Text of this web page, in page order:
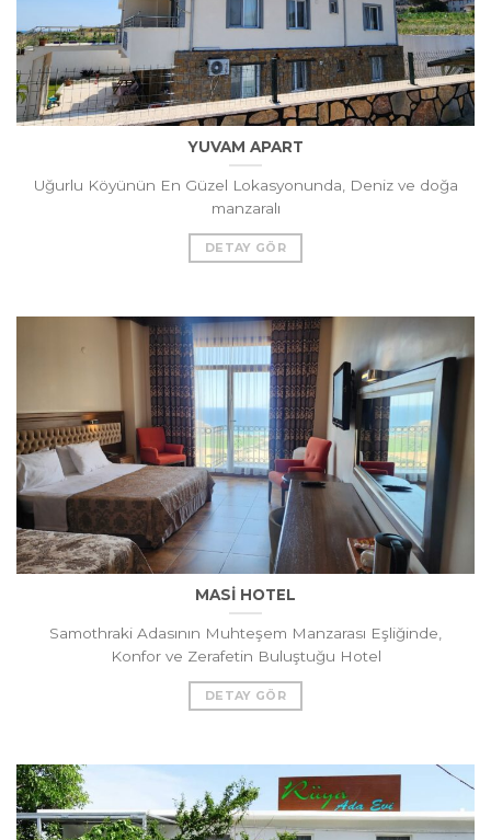
YUVAM APART
Uğurlu Köyünün En Güzel Lokasyonunda, Deniz ve doğa
manzaralı
DETAY GÖR
MASİ HOTEL
Samothraki Adasının Muhteşem Manzarası Eşliğinde,
Konfor ve Zerafetin Buluştuğu Hotel
DETAY GÖR